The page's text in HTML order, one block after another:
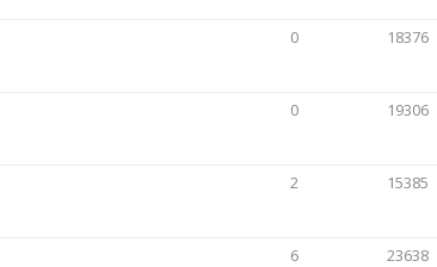
0 18376
0 19306
2 15385
6 23638